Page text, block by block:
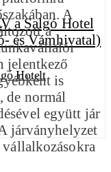
Hotelt
A
a
jelentkező
is
de normál
együtt jár
járványhelyzet